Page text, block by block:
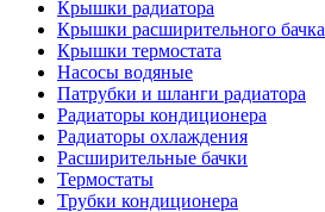
Крышки радиатора
Крышки расширительного бачка
Крышки термостата
Насосы водяные
Патрубки и шланги радиатора
Радиаторы кондиционера
Радиаторы охлаждения
Расширительные бачки
Термостаты
Трубки кондиционера